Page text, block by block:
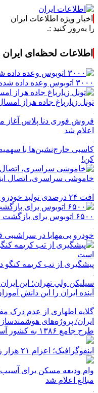
اخبار ویژه اطلاعات ایران
:.
اطلاعات لحظه‌ای
۳۰۰۰ اتوبوس وعده داده شده هنوز وارد طرح اربعین نشده است
تونل زیارباغ جاده هراز
فروش فوری دنا پلاس آغاز
اعلام شد
کن!
خاموشی سراسری، اتصال
افت ۲۴ درصدی تولید خودرو در کشور
۶۵۰۰ اتوبوس برای بازگشت زائران از مرز مهران اعزام می‌شود
خودرو بی‌مهابا در
پیشگیری از تب کریمه
آینده ایران را این دانش
گلایه اطهاری از عدم درک
ایران/ پروژه‌های
طرح جامع ۱۳۸۶ به کشور آسیب زد
اینفوگرافیک؛ اعزام ۲۱ هزار زائر اربعین از آذربایجان‌شرقی
وام ودیعه مسکن برای
مبالغ اعلام شد